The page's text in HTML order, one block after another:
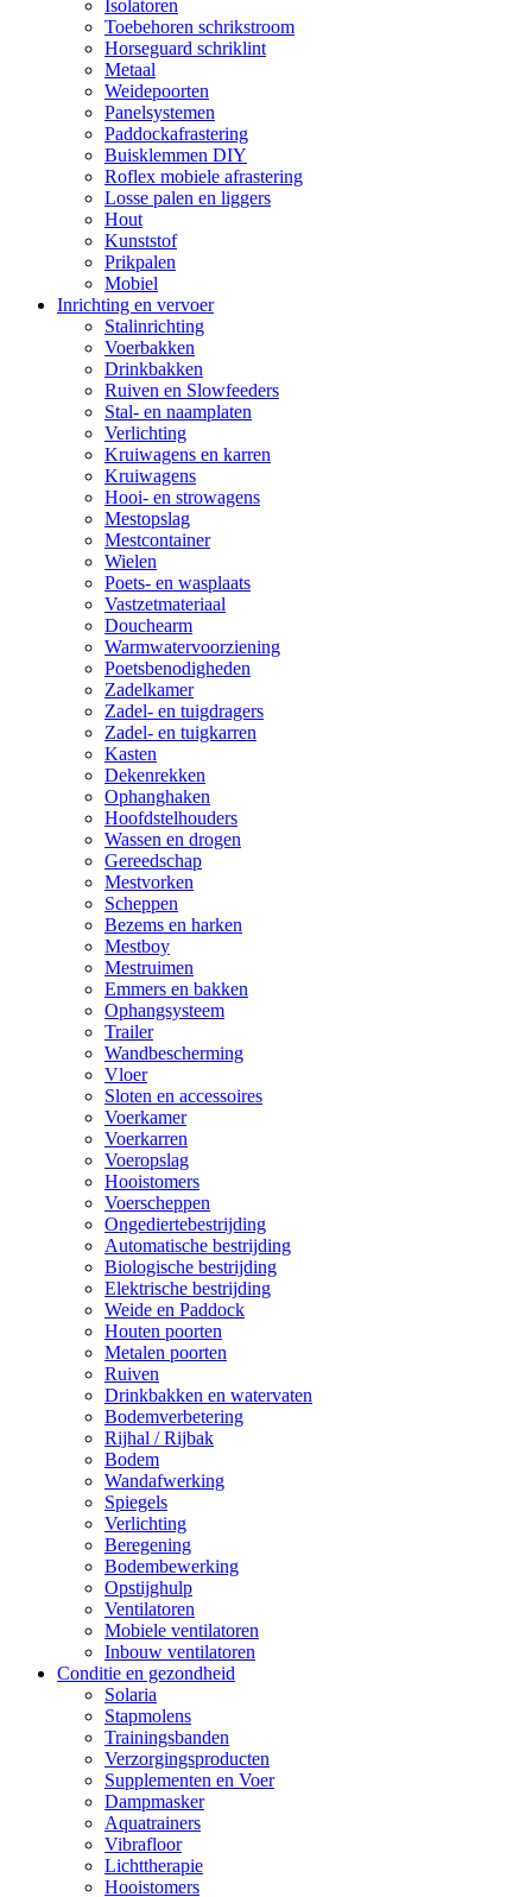
Isolatoren
Toebehoren schrikstroom
Horseguard schriklint
Metaal
Weidepoorten
Panelsystemen
Paddockafrastering
Buisklemmen DIY
Roflex mobiele afrastering
Losse palen en liggers
Hout
Kunststof
Prikpalen
Mobiel
Inrichting en vervoer
Stalinrichting
Voerbakken
Drinkbakken
Ruiven en Slowfeeders
Stal- en naamplaten
Verlichting
Kruiwagens en karren
Kruiwagens
Hooi- en strowagens
Mestopslag
Mestcontainer
Wielen
Poets- en wasplaats
Vastzetmateriaal
Douchearm
Warmwatervoorziening
Poetsbenodigheden
Zadelkamer
Zadel- en tuigdragers
Zadel- en tuigkarren
Kasten
Dekenrekken
Ophanghaken
Hoofdstelhouders
Wassen en drogen
Gereedschap
Mestvorken
Scheppen
Bezems en harken
Mestboy
Mestruimen
Emmers en bakken
Ophangsysteem
Trailer
Wandbescherming
Vloer
Sloten en accessoires
Voerkamer
Voerkarren
Voeropslag
Hooistomers
Voerscheppen
Ongediertebestrijding
Automatische bestrijding
Biologische bestrijding
Elektrische bestrijding
Weide en Paddock
Houten poorten
Metalen poorten
Ruiven
Drinkbakken en watervaten
Bodemverbetering
Rijhal / Rijbak
Bodem
Wandafwerking
Spiegels
Verlichting
Beregening
Bodembewerking
Opstijghulp
Ventilatoren
Mobiele ventilatoren
Inbouw ventilatoren
Conditie en gezondheid
Solaria
Stapmolens
Trainingsbanden
Verzorgingsproducten
Supplementen en Voer
Dampmasker
Aquatrainers
Vibrafloor
Lichttherapie
Hooistomers